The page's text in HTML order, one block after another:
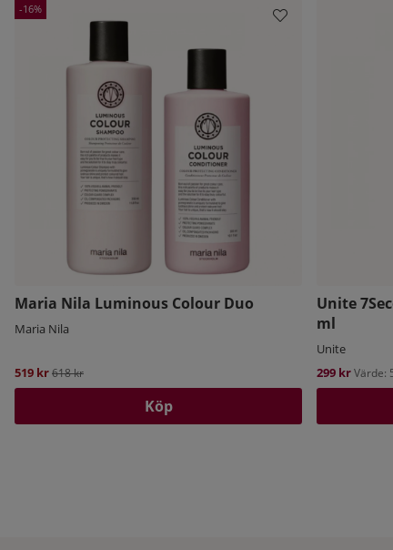
16
Maria Nila Luminous Colour Duo
Maria Nila
519 krOrdinarie pris:
618 kr
Köp
Unite
ml
Unite
299 krVärde: